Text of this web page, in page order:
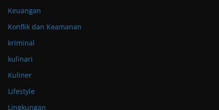
Keuangan
Konflik dan Keamanan
kriminal
kulinari
Kuliner
Lifestyle
Lingkungan